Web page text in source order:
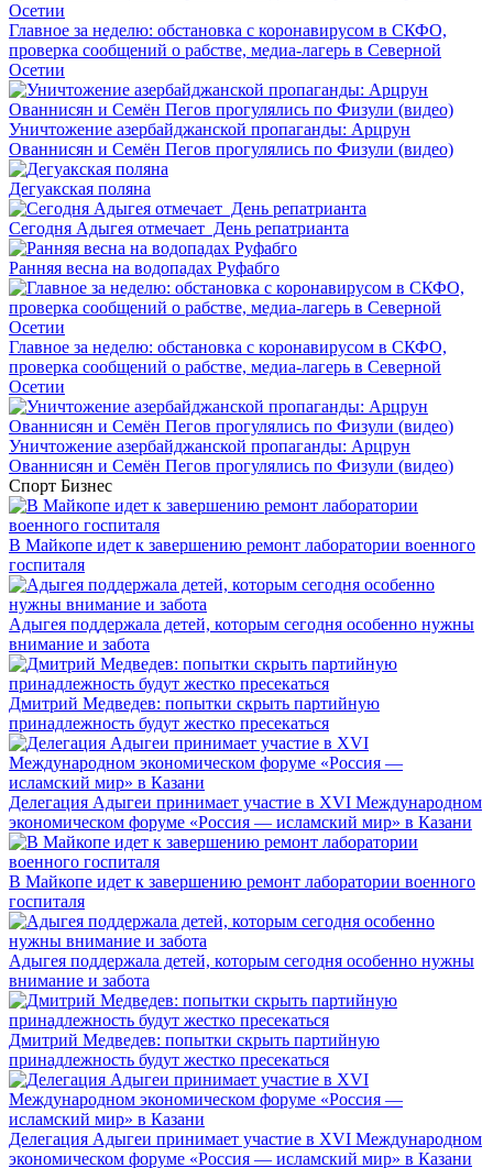
Главное за неделю: обстановка с коронавирусом в СКФО,
проверка сообщений о рабстве, медиа-лагерь в Северной
Осетии
Уничтожение азербайджанской пропаганды: Арцрун
Ованнисян и Семён Пегов прогулялись по Физули (видео)
Дегуакская поляна
Сегодня Адыгея отмечает День репатрианта
Ранняя весна на водопадах Руфабго
Главное за неделю: обстановка с коронавирусом в СКФО,
проверка сообщений о рабстве, медиа-лагерь в Северной
Осетии
Уничтожение азербайджанской пропаганды: Арцрун
Ованнисян и Семён Пегов прогулялись по Физули (видео)
Спорт Бизнес
В Майкопе идет к завершению ремонт лаборатории военного
госпиталя
Адыгея поддержала детей, которым сегодня особенно нужны
внимание и забота
Дмитрий Медведев: попытки скрыть партийную
принадлежность будут жестко пресекаться
Делегация Адыгеи принимает участие в XVI Международном
экономическом форуме «Россия — исламский мир» в Казани
В Майкопе идет к завершению ремонт лаборатории военного
госпиталя
Адыгея поддержала детей, которым сегодня особенно нужны
внимание и забота
Дмитрий Медведев: попытки скрыть партийную
принадлежность будут жестко пресекаться
Делегация Адыгеи принимает участие в XVI Международном
экономическом форуме «Россия — исламский мир» в Казани